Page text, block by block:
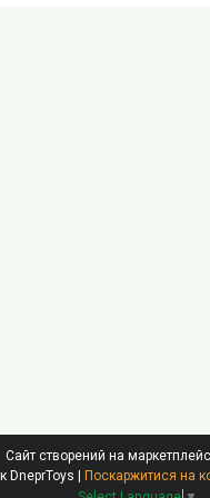
Сайт створений на
Інтернет-магазин іграшок DneprToys | Поскаржитися на